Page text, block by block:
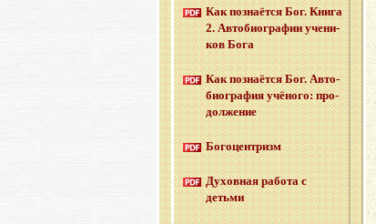
Как по­зна­ёт­ся Бог. Книга
2. Ав­то­био­гра­фии уче­ни­
ков Бога
Как по­зна­ёт­ся Бог. Ав­то­
био­гра­фия учё­но­го: про­
дол­же­ние
Бо­го­цен­тризм
Ду­хов­ная ра­бо­та с
детьми